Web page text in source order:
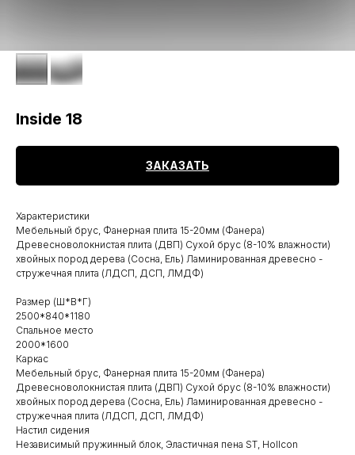
Inside 18
ЗАКАЗАТЬ
Характеристики
Мебельный брус, Фанерная плита 15-20мм (Фанера)
Древесноволокнистая плита (ДВП) Сухой брус (8-10% влажности)
хвойных пород дерева (Сосна, Ель) Ламинированная древесно -
стружечная плита (ЛДСП, ДСП, ЛМДФ)
Размер (Ш*В*Г)
2500*840*1180
Спальное место
2000*1600
Каркас
Мебельный брус, Фанерная плита 15-20мм (Фанера)
Древесноволокнистая плита (ДВП) Сухой брус (8-10% влажности)
хвойных пород дерева (Сосна, Ель) Ламинированная древесно -
стружечная плита (ЛДСП, ДСП, ЛМДФ)
Настил сидения
Независимый пружинный блок, Эластичная пена ST, Hollcon